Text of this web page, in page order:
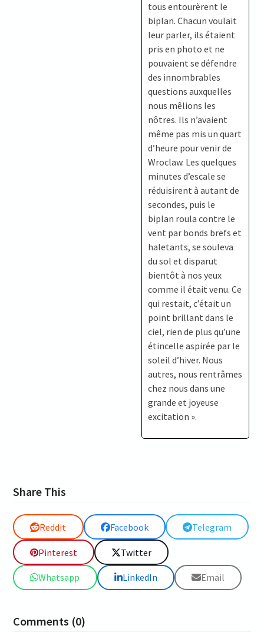
tous entourèrent le
biplan. Chacun voulait
leur parler, ils étaient
pris en photo et ne
pouvaient se défendre
des innombrables
questions auxquelles
nous mêlions les
nôtres. Ils n’avaient
même pas mis un quart
d’heure pour venir de
Wroclaw. Les quelques
minutes d’escale se
réduisirent à autant de
secondes, puis le
biplan roula contre le
vent par bonds brefs et
haletants, se souleva
du sol et disparut
bientôt à nos yeux
comme il était venu. Ce
qui restait, c’était un
point brillant dans le
ciel, rien de plus qu’une
étincelle aspirée par le
soleil d’hiver. Nous
autres, nous rentrâmes
chez nous dans une
grande et joyeuse
excitation ».
Share This
Reddit Facebook Telegram
Pinterest Twitter
Whatsapp LinkedIn Email
Comments (0)